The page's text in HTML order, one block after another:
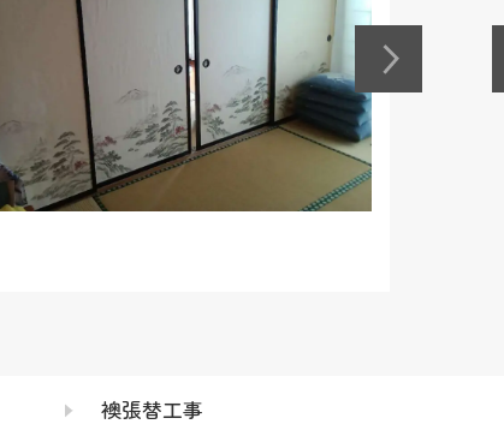
襖張替工事